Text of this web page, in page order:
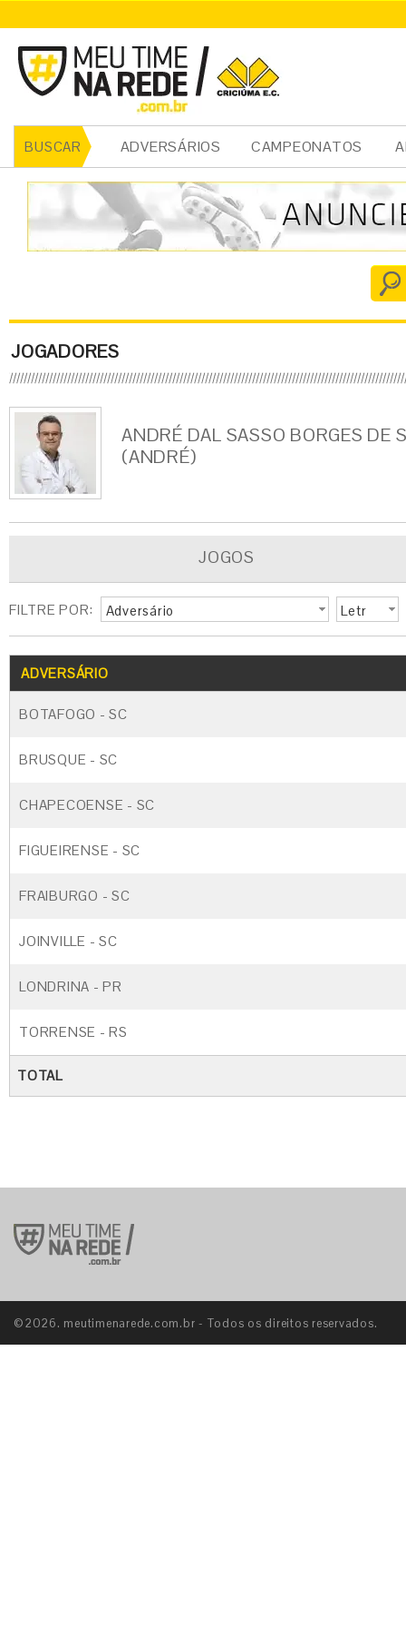
BUSCAR ADVERSÁRIOS CAMPEONATOS
JOGADORES
ANDRÉ DAL SASSO BORGES DE
(ANDRÉ)
JOGOS
FILTRE POR: Adversário
Letr
ADVERSÁRIO
BOTAFOGO - SC
BRUSQUE - SC
CHAPECOENSE - SC
FIGUEIRENSE - SC
FRAIBURGO - SC
JOINVILLE - SC
LONDRINA - PR
TORRENSE - RS
TOTAL
©2026. meutimenarede.com.br - Todos os direitos reservados.